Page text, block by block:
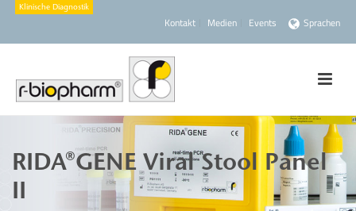
Kontakt Medien Events Sprachen
RIDA®GENE Viral Stool Panel
II